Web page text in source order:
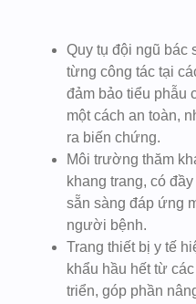
Quy tụ đội ngũ bác
từng công tác tại
đảm bảo tiểu phẫu
một cách an toàn,
ra biến chứng.
Môi trường thăm
khang trang, có
sẵn sàng đáp ứng
người bệnh.
Trang thiết bị y tế
khẩu hầu hết từ
triển, góp phần